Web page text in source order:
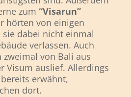
zum “Visarun”
hörten von einigen
sie dabei nicht einmal
verlassen. Auch
von Bali aus
Visum auslief. Allerdings
erwähnt,
dort.